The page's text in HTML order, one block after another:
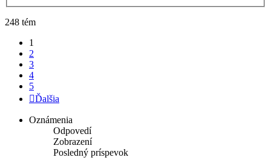
248 tém
1
2
3
4
5
Ďalšia
Oznámenia
Odpovedí
Zobrazení
Posledný príspevok